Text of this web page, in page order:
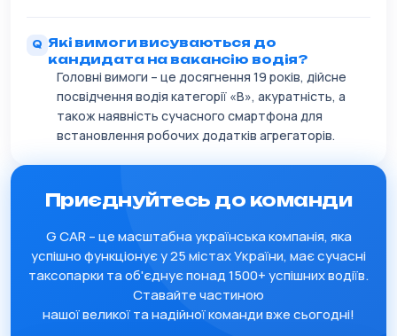
Які вимоги висуваються до
кандидата на вакансію водія?
Головні вимоги – це досягнення 19 років, дійсне
посвідчення водія категорії «В», акуратність, а
також наявність сучасного смартфона для
встановлення робочих додатків агрегаторів.
Приєднуйтесь до команди
G CAR – це масштабна українська компанія, яка
успішно функціонує у 25 містах України, має сучасні
таксопарки та об'єднує понад 1500+ успішних водіїв.
Ставайте частиною
нашої великої та надійної команди вже сьогодні!